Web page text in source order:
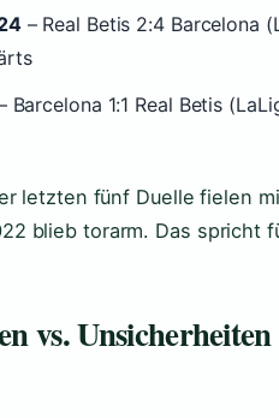
– Real Betis 2:4 Barcelona
Barcelona 1:1 Real Betis
letzten fünf Duelle fielen
blieb torarm. Das spricht
vs. Unsicherheiten